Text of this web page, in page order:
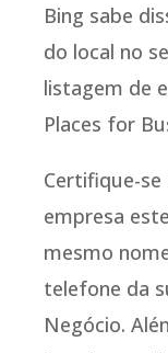
Bing sabe
do local no
listagem de
Places for
Certifique-
empresa
mesmo
telefone da
Negócio.